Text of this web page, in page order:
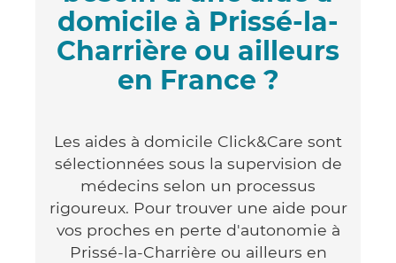
domicile à Prissé-la-
Charrière ou ailleurs
en France ?
Les aides à domicile Click&Care sont
sélectionnées sous la supervision de
médecins selon un processus
rigoureux. Pour trouver une aide pour
vos proches en perte d'autonomie à
Prissé-la-Charrière ou ailleurs en